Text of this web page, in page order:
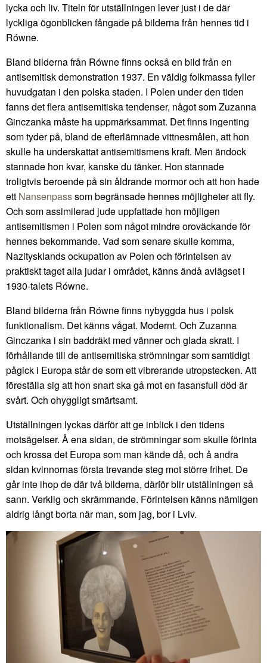
lycka och liv. Titeln för utställningen lever just i de där
lyckliga ögonblicken fångade på bilderna från hennes tid i
Równe.
Bland bilderna från Równe finns också en bild från en
antisemitisk demonstration 1937. En väldig folkmassa fyller
huvudgatan i den polska staden. I Polen under den tiden
fanns det flera antisemitiska tendenser, något som Zuzanna
Ginczanka måste ha uppmärksammat. Det finns ingenting
som tyder på, bland de efterlämnade vittnesmålen, att hon
skulle ha underskattat antisemitismens kraft. Men ändock
stannade hon kvar, kanske du tänker. Hon stannade
troligtvis beroende på sin åldrande mormor och att hon hade
ett Nansenpasssom begränsade hennes möjligheter att fly.
Och som assimilerad jude uppfattade hon möjligen
antisemitismen i Polen som något mindre oroväckande för
hennes bekommande. Vad som senare skulle komma,
Nazitysklands ockupation av Polen och förintelsen av
praktiskt taget alla judar i området, känns ändå avlägset i
1930-talets Równe.
Bland bilderna från Równe finns nybyggda hus i polsk
funktionalism. Det känns vågat. Modernt. Och Zuzanna
Ginczanka i sin baddräkt med vänner och glada skratt. I
förhållande till de antisemitiska strömningar som samtidigt
pågick i Europa står de som ett vibrerande utropstecken. Att
föreställa sig att hon snart ska gå mot en fasansfull död är
svårt. Och ohyggligt smärtsamt.
Utställningen lyckas därför att ge inblick i den tidens
motsägelser. Å ena sidan, de strömningar som skulle förinta
och krossa det Europa som man kände då, och å andra
sidan kvinnornas första trevande steg mot större frihet. De
går inte ihop de där två bilderna, därför blir utställningen så
sann. Verklig och skrämmande. Förintelsen känns nämligen
aldrig långt borta när man, som jag, bor i Lviv.